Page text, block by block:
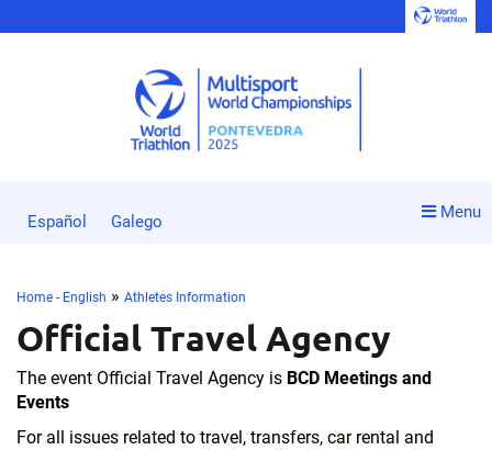
Menu
Español Galego
Home - English » Athletes Information
Official Travel Agency
The event Official Travel Agency is BCD Meetings and
Events
For all issues related to travel, transfers, car rental and